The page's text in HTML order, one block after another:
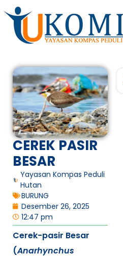
CEREK PASIR
BESAR
Yayasan Kompas Peduli
Hutan
BURUNG
Desember 26, 2025
12:47 pm
Cerek-pasir Besar
(Anarhynchus